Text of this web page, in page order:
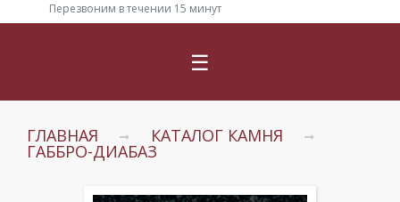
Перезвоним в течении 15 минут
☰
ГЛАВНАЯ КАТАЛОГ КАМНЯ
ГАББРО-ДИАБАЗ